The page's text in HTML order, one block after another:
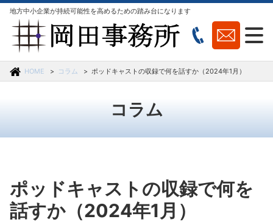
地方中小企業が持続可能性を高めるための踏み台になります
HOME コラム ポッドキャストの収録で何を話すか（2024年1月）
コラム
ポッドキャストの収録で何を
話すか（2024年1月）